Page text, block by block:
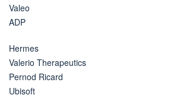
Valeo
ADP
Hermes
Valerio Therapeutics
Pernod Ricard
Ubisoft